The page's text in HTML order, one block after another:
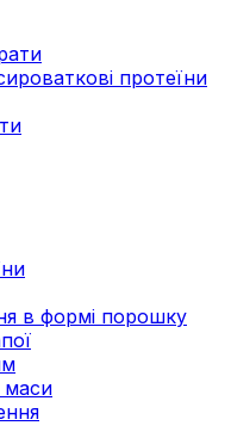
протеїни
в формі порошку
маси